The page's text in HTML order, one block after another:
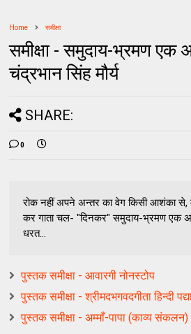
Home समीक्षा
समीक्षा - समुदाय-भ्रमण एक
चंद्रभान सिंह मौर्य
SHARE:
0
रोक नहीं अपने अन्तर का वेग किसी आशंका से,
कर गाता चल- "दिनकर" समुदाय-भ्रमण एक
धरत...
पुस्तक समीक्षा - आवारगी नोनस्टोप
पुस्तक समीक्षा - श्रीमदभगवदगीता हिन्दी
पुस्तक समीक्षा - अम्माँ-पापा (काव्य संकलन)